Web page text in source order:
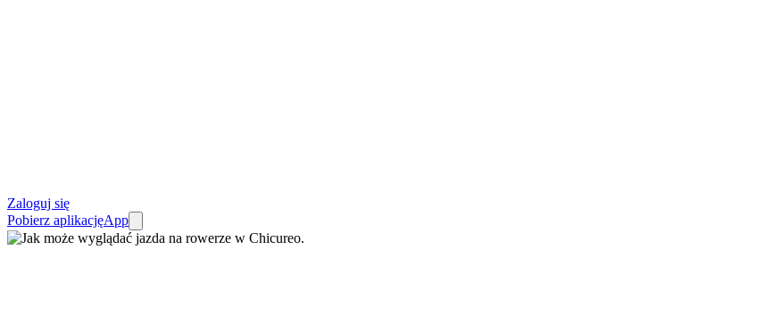
Zaloguj się
Pobierz aplikacjęApp